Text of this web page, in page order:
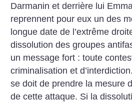
Darmanin et derrière lui
reprennent pour eux un des
longue date de l’extrême
dissolution des groupes
un message fort : toute
criminalisation et
se doit de prendre la mesure
de cette attaque. Si la